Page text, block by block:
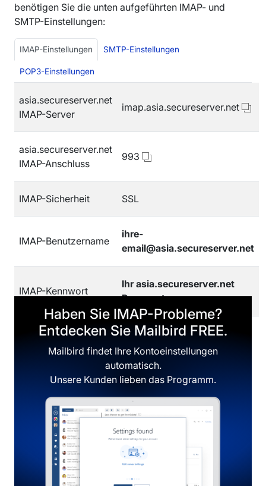
benötigen Sie die unten aufgeführten IMAP- und
SMTP-Einstellungen:
IMAP-Einstellungen SMTP-Einstellungen
POP3-Einstellungen
asia.secureserver.net
IMAP-Server
imap.asia.secureserver.net
asia.secureserver.net
IMAP-Anschluss
993
IMAP-Sicherheit SSL
IMAP-Benutzername
ihre-
email@asia.secureserver.net
IMAP-Kennwort
Ihr asia.secureserver.net
Passwort
Haben Sie IMAP-Probleme?
Entdecken Sie Mailbird FREE.
Mailbird findet Ihre Kontoeinstellungen
automatisch.
Unsere Kunden lieben das Programm.